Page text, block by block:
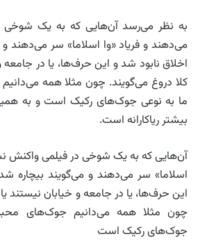
به نظر می‌رسد آن‌هایی که به یک شوخی
می‌دهند و فریاد «وا اسلاما» سر می‌دهند
اخلاق نابود شد و این حرف‌ها، یا در جامعه
کلا دروغ می‌گویند. چون مثلا همه
ما به نوعی جوک‌های رکیک است و به
بیشتر ریاکارانه است.
آن‌هایی که به یک شوخی در فیلمی واکنش
اسلاما» سر می‌دهند و می‌گویند بیچاره
این حرف‌ها، یا در جامعه و خیابان نیستند
چون مثلا همه می‌دانیم جوک‌های
جوک‌های رکیک است